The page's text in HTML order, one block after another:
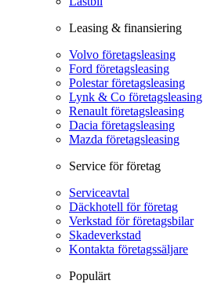
Leasing & finansiering
Volvo företagsleasing
Ford företagsleasing
Polestar företagsleasing
Lynk & Co företagsleasing
Renault företagsleasing
Dacia företagsleasing
Mazda företagsleasing
Service för företag
Serviceavtal
Däckhotell för företag
Verkstad för företagsbilar
Skadeverkstad
Kontakta företagssäljare
Populärt